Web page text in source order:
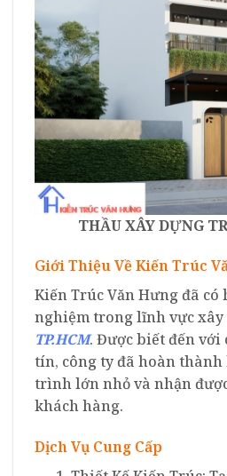
THẦU XÂY DỰNG
Giới Thiệu Về Kiến Trúc
Kiến Trúc Văn Hưng đã có
nghiệm trong lĩnh vực
TP.HCM. Được biết đến với
tín, công ty đã hoàn
trình lớn nhỏ và nhận
khách hàng.
Dịch Vụ Cung Cấp